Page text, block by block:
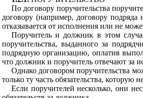
По договору поручительства
договору (например, договору подряда
отказывается от исполнения или не
Поручитель и должник в этом
поручительства, выданного за
подрядную организацию, оплатив
что должник и поручитель отвечают за
Однако договором поручительства
только ту часть обязательства,
Если поручителей несколько, они